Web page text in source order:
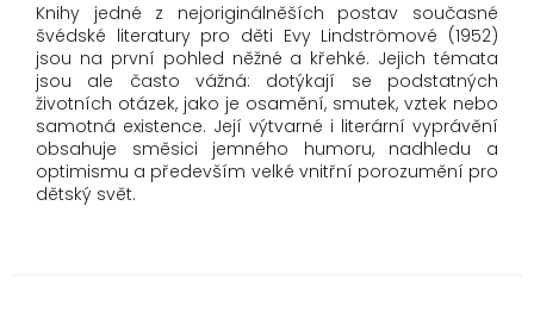
Knihy jedné z nejoriginálněších postav současné
švédské literatury pro děti Evy Lindströmové (1952)
jsou na první pohled něžné a křehké. Jejich témata
jsou ale často vážná: dotýkají se podstatných
životních otázek, jako je osamění, smutek, vztek nebo
samotná existence. Její výtvarné i literární vyprávění
obsahuje směsici jemného humoru, nadhledu a
optimismu a především velké vnitřní porozumění pro
dětský svět.